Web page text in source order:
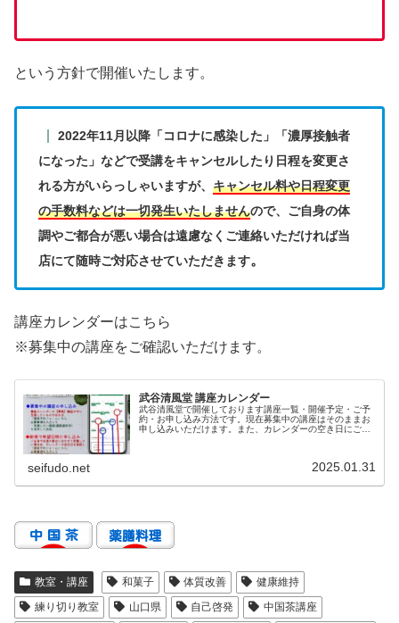
という方針で開催いたします。
2022年11月以降「コロナに感染した」「濃厚接触者
になった」などで受講をキャンセルしたり日程を変更さ
れる方がいらっしゃいますが、 キャンセル料や日程変更
の手数料などは一切発生いたしませんので、ご自身の体
調やご都合が悪い場合は遠慮なくご連絡いただければ当
店にて随時ご対応させていただきます。
講座カレンダーはこちら
※募集中の講座をご確認いただけます。
武谷清風堂 講座カレンダー
武谷清風堂で開催しております講座一覧・開催予定・ご予
約・お申し込み方法です。現在募集中の講座はそのままお
申し込みいただけます。また、カレンダーの空き日にご希
seifudo.net 2025.01.31
教室・講座 和菓子 体質改善
健康維持
練り切り教室
山口県 自己啓発 中国茶講座